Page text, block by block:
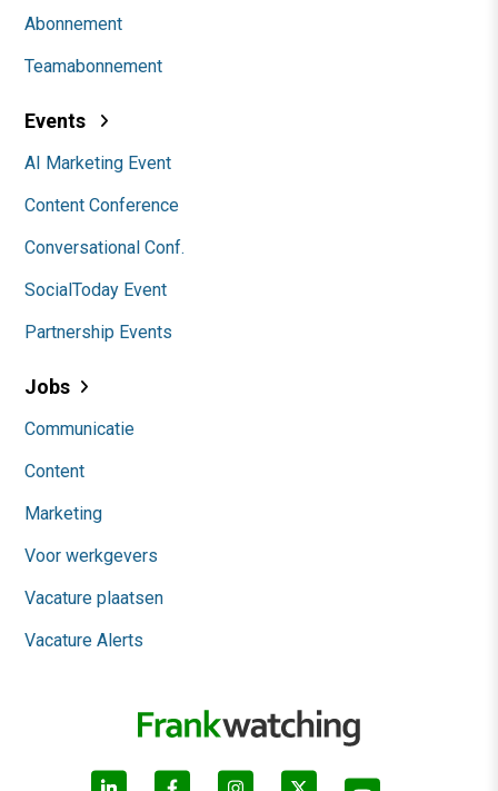
Abonnement
Teamabonnement
Events
AI Marketing Event
Content Conference
Conversational Conf.
SocialToday Event
Partnership Events
Jobs
Communicatie
Content
Marketing
Voor werkgevers
Vacature plaatsen
Vacature Alerts